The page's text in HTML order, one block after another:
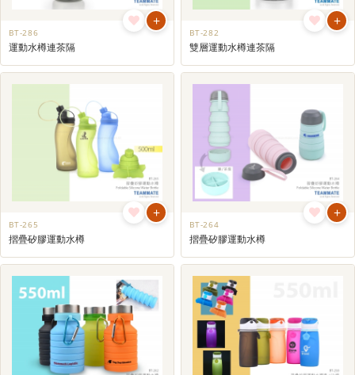
+
BT-286
運動水樽連茶隔
+
BT-282
雙層運動水樽連茶隔
+
BT-265
摺疊矽膠運動水樽
+
BT-264
摺疊矽膠運動水樽